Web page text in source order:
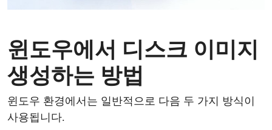
윈도우에서 디스크 이미지
생성하는 방법
윈도우 환경에서는 일반적으로 다음 두 가지 방식이
사용됩니다.